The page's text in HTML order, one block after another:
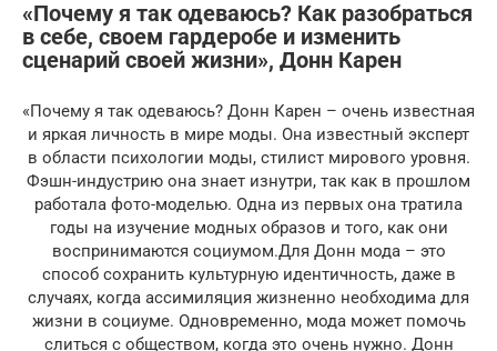
«Почему я так одеваюсь? Как разобраться
в себе, своем гардеробе и изменить
сценарий своей жизни», Донн Карен
«Почему я так одеваюсь? Донн Карен – очень известная
и яркая личность в мире моды. Она известный эксперт
в области психологии моды, стилист мирового уровня.
Фэшн-индустрию она знает изнутри, так как в прошлом
работала фото-моделью. Одна из первых она тратила
годы на изучение модных образов и того, как они
воспринимаются социумом.Для Донн мода – это
способ сохранить культурную идентичность, даже в
случаях, когда ассимиляция жизненно необходима для
жизни в социуме. Одновременно, мода может помочь
слиться с обществом, когда это очень нужно. Донн